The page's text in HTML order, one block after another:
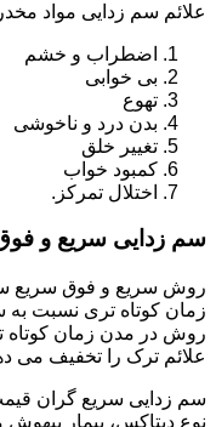
علائم سم زدایی مواد
اضطراب و خشم
بی خوابی
تهوع
بدن درد و ناخوشی
تغییر خلق
کمبود خواب
اختلال تمرکز.
سم زدایی سریع و فوق
روش سریع و فوق سریع
زمان کوتاه تری نسبت
روش در مدن زمان کوتاه
علائم ترک را تخفیف می
سم زدایی سریع گران
نوع دیتاکس، بیمار